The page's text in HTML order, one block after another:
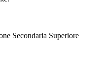
Secondaria Superiore